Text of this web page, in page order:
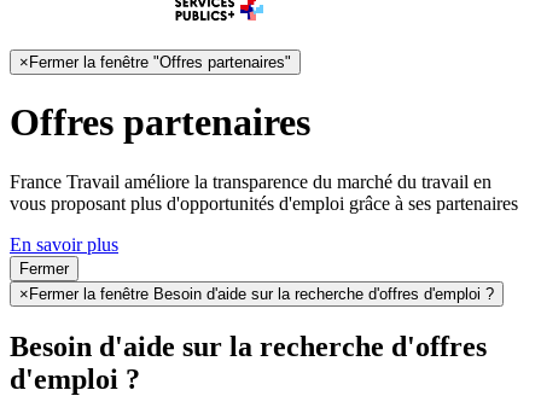
× Fermer la fenêtre "Offres partenaires"
Offres partenaires
France Travail améliore la transparence du marché du travail en
vous proposant plus d'opportunités d'emploi grâce à ses partenaires
En savoir plus
Fermer
×Fermer la fenêtre Besoin d'aide sur la recherche d'offres d'emploi ?
Besoin d'aide sur la recherche d'offres
d'emploi ?